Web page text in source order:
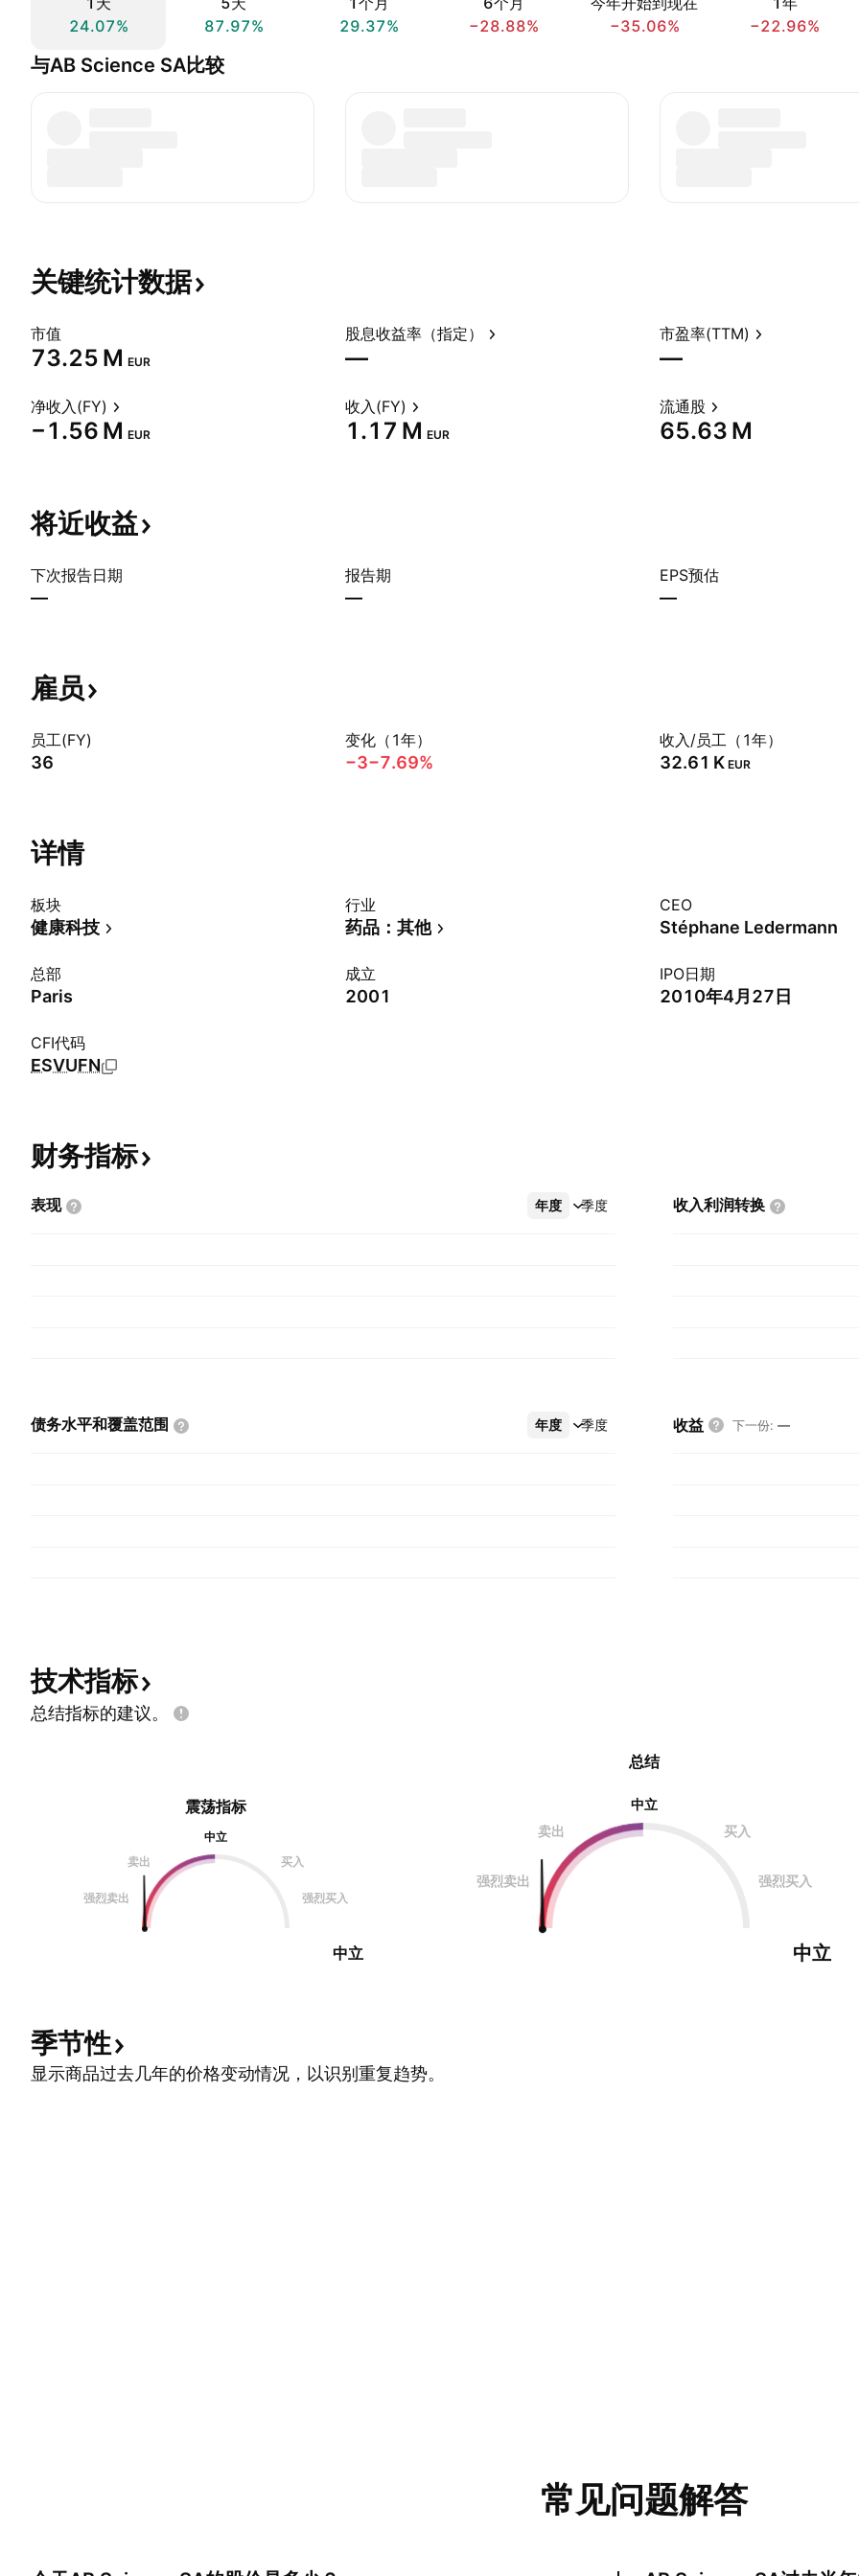
24.07%
87.97%
29.37%
−28.88%
−35.06%
−22.96%
与AB Science SA比较
关键统计数据
市值
‪73.25 M‬ EUR
股息收益率（指定）
—
市盈率(TTM)
—
净收入(FY)
‪−1.56 M‬ EUR
收入(FY)
‪1.17 M‬ EUR
流通股
‪65.63 M‬
将近收益
下次报告日期
—
报告期
—
EPS预估
—
雇员
员工(FY)
36
变化（1年）
−3−7.69%
收入/员工（1年）
‪32.61 K‬ EUR
详情
板块
健康科技
行业
药品：其他
CEO
Stéphane Ledermann
总部
Paris
成立
2001
IPO日期
2010年4月27日
CFI代码
ESVUFN
财务指标
表现 年度 季度
更多 收入利润转换
债务水平和覆盖范围 年度 季度
更多 收益 下一份: —
技术指标
总结指标的建议。
震荡指标
中立
卖出
买入
强烈卖出 强烈买入
中立
总结
中立
卖出
买入
强烈卖出 强烈买入
中立
季节性
显示商品过去几年的价格变动情况，以识别重复趋势。
常见问题解答